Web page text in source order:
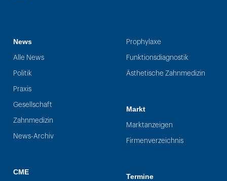
News
Alle News
Politik
Praxis
Gesellschaft
Zahnmedizin
News-Archiv
CME
Prophylaxe
Funktionsdiagnostik
Ästhetische Zahnmedizin
Markt
Marktanzeigen
Firmenverzeichnis
Termine